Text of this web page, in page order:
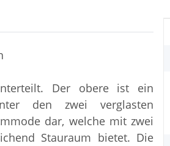
Der obere ist ein
den zwei verglasten
dar, welche mit zwei
Stauraum bietet. Die